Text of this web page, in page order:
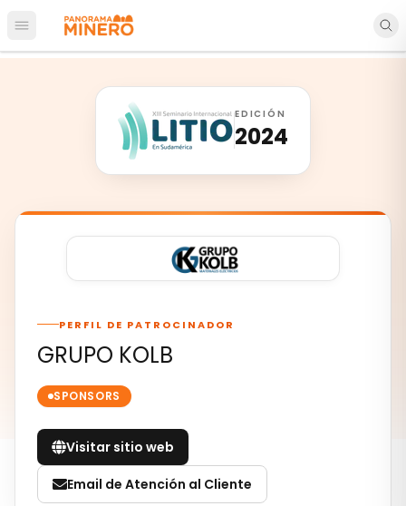
Abrir menú principal
EDICIÓN
2024
PERFIL DE PATROCINADOR
GRUPO KOLB
SPONSORS
Visitar sitio web
Email de Atención al Cliente